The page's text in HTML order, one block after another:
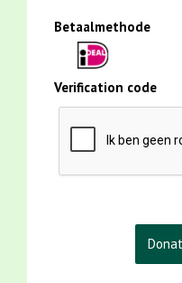
Betaalmethode
Verification code